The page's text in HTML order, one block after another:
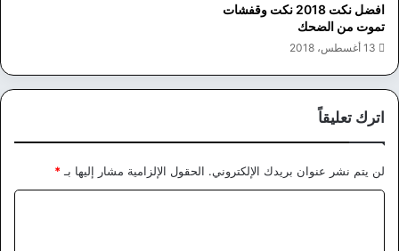
افضل نكت 2018 نكت وقفشات
تموت من الضحك
13 أغسطس، 2018
اترك تعليقاً
لن يتم نشر عنوان بريدك الإلكتروني. الحقول الإلزامية مشار إليها بـ *